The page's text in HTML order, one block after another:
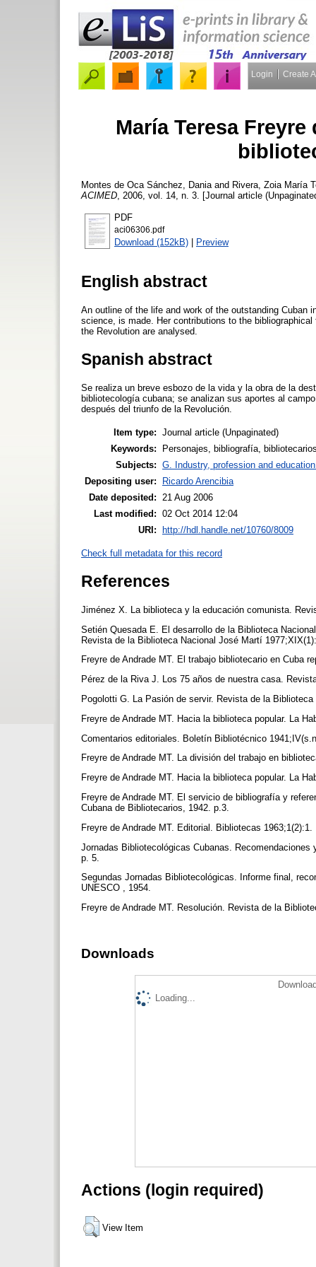
Login Create
María Teresa
Montes de Oca Sánchez, Dania and Rivera, Zoia María
ACIMED , 2006, vol. 14, n. 3. [Journal article
PDF
aci06306.pdf
Download (152kB) | Preview
English abstract
An outline of the life and work of the outstanding Cuban
science, is made. Her contributions to the
the Revolution are analysed.
Spanish abstract
Se realiza un breve esbozo de la vida y la obra de la
bibliotecología cubana; se analizan sus aportes al
después del triunfo de la Revolución.
Item type: Journal article (Unpaginated)
Keywords:
Personajes, bibliografía,
Subjects: G. Industry, profession and
Depositing user:
Ricardo Arencibia
Date deposited:
21 Aug 2006
Last modified: 02 Oct 2014 12:04
URI:
http://hdl.handle.net/10760/8009
Check full metadata for this record
References
Jiménez X. La biblioteca y la educación comunista.
Setién Quesada E. El desarrollo de la Biblioteca
Revista de la Biblioteca Nacional José Martí
Freyre de Andrade MT. El trabajo bibliotecario en Cuba
Pérez de la Riva J. Los 75 años de nuestra casa.
Pogolotti G. La Pasión de servir. Revista de la
Freyre de Andrade MT. Hacia la biblioteca popular. La
Comentarios editoriales. Boletín Bibliotécnico
Freyre de Andrade MT. La división del trabajo en
Freyre de Andrade MT. Hacia la biblioteca popular. La
Freyre de Andrade MT. El servicio de bibliografía y
Cubana de Bibliotecarios, 1942. p.3.
Freyre de Andrade MT. Editorial. Bibliotecas 1963;1(2):1.
Jornadas Bibliotecológicas Cubanas.
p. 5.
Segundas Jornadas Bibliotecológicas. Informe final,
UNESCO , 1954.
Freyre de Andrade MT. Resolución. Revista de la
Downloads
Loading...
Actions (login required)
View Item